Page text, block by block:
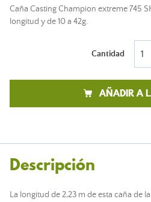
Caña Casting Champion extreme 745
longitud y de 10 a 42g.
Cantidad
AÑADIR A
Descripción
La longitud de 2,23 m de esta caña de